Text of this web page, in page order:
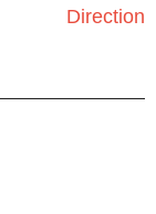
Direction